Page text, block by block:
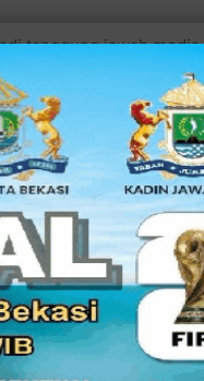
tanggung jawab
tanggung jawab
Pers dan kode
serta mewajibkan
tidak memenuhi